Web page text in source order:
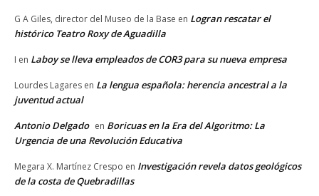
G A Giles, director del Museo de la Base en Logran rescatar el
histórico Teatro Roxy de Aguadilla
I en Laboy se lleva empleados de COR3 para su nueva empresa
Lourdes Lagares en La lengua española: herencia ancestral a la
juventud actual
Antonio Delgado en Boricuas en la Era del Algoritmo: La
Urgencia de una Revolución Educativa
Megara X. Martínez Crespo en Investigación revela datos geológicos
de la costa de Quebradillas